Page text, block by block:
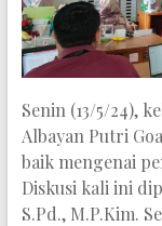
Senin (13/5/24),
Albayan Putri
baik mengenai
Diskusi kali ini
S.Pd., M.P.Kim.